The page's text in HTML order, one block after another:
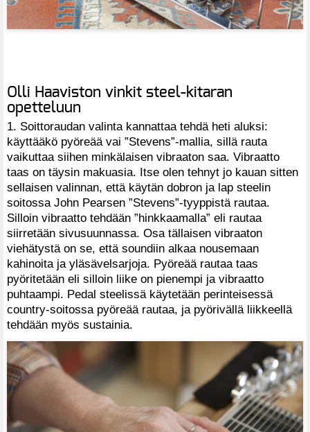
Olli Haaviston vinkit steel-kitaran
opetteluun
1. Soittoraudan valinta kannattaa tehdä heti aluksi:
käyttääkö pyöreää vai ”Stevens”-mallia, sillä rauta
vaikuttaa siihen minkälaisen vibraaton saa. Vibraatto
taas on täysin makuasia. Itse olen tehnyt jo kauan sitten
sellaisen valinnan, että käytän dobron ja lap steelin
soitossa John Pearsen ”Stevens”-tyyppistä rautaa.
Silloin vibraatto tehdään ”hinkkaamalla” eli rautaa
siirretään sivusuunnassa. Osa tällaisen vibraaton
viehätystä on se, että soundiin alkaa nousemaan
kahinoita ja yläsävelsarjoja. Pyöreää rautaa taas
pyöritetään eli silloin liike on pienempi ja vibraatto
puhtaampi. Pedal steelissä käytetään perinteisessä
country-soitossa pyöreää rautaa, ja pyörivällä liikkeellä
tehdään myös sustainia.